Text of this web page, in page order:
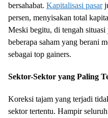
bersahabat. Kapitalisasi pasar
persen, menyisakan total
Meski begitu, di tengah situasi
beberapa saham yang berani
sebagai top gainers.
Sektor-Sektor yang Paling
Koreksi tajam yang terjadi
sektor tertentu. Hampir